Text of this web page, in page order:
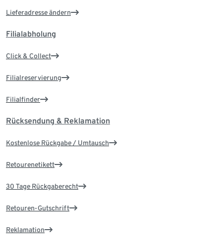
Lieferadresse ändern
Filialabholung
Click & Collect
Filialreservierung
Filialfinder
Rücksendung & Reklamation
Kostenlose Rückgabe / Umtausch
Retourenetikett
30 Tage Rückgaberecht
Retouren-Gutschrift
Reklamation